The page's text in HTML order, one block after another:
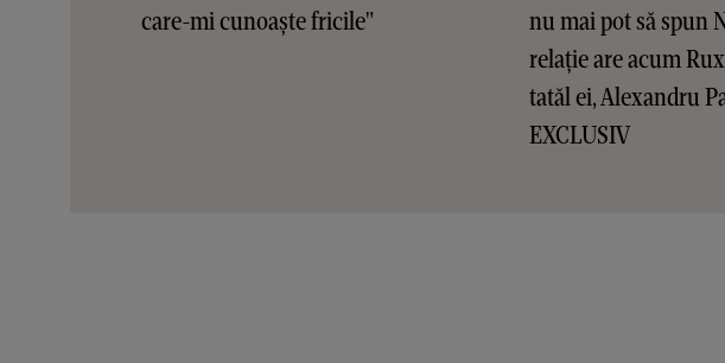
care-mi cunoaște fricile"
nu mai pot să spun
relație are acum
tatăl ei, Alexandru
EXCLUSIV